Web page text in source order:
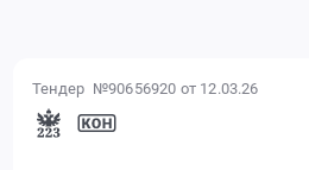
использования объекта
Тендер №90656920 от 12.03.26